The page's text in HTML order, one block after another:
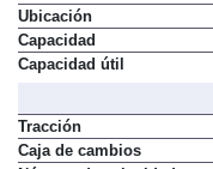
Ubicación
Capacidad
Capacidad útil
Tracción
Caja de cambios